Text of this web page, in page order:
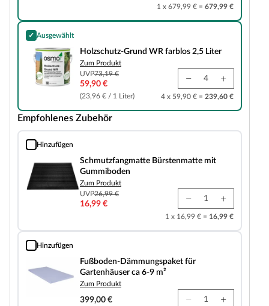
1 x 679,99 € = 679,99 €
✓ Ausgewählt
Holzschutz-Grund WR farblos 2,5 Liter
Holzschutz-Grund WR farblos 2,5 Liter
Zum Produkt
UVP73,19 €
59,90 €
(23,96 € / 1 Liter) 4 x 59,90 € = 239,60 €
Empfohlenes Zubehör
Hinzufügen
Schmutzfangmatte Bürstenmatte mit Gummiboden
Schmutzfangmatte Bürstenmatte mit
Gummiboden
Zum Produkt
UVP26,99 €
16,99 €
1 x 16,99 € = 16,99 €
Hinzufügen
Fußboden-Dämmungspaket für Gartenhäuser ca 6-9 m²
Fußboden-Dämmungspaket für
Gartenhäuser ca 6-9 m²
Zum Produkt
399,00 €